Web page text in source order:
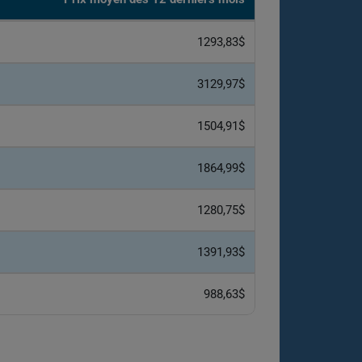
1293,83$
3129,97$
1504,91$
1864,99$
1280,75$
1391,93$
988,63$